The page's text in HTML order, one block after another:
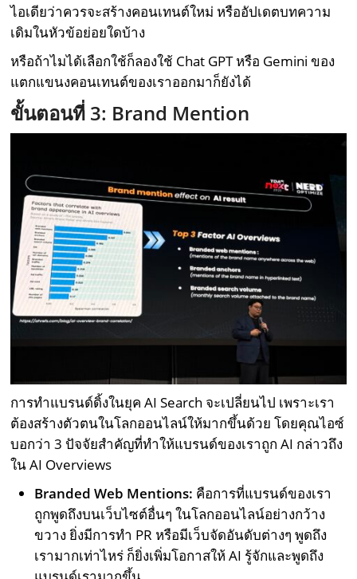
ไอเดียว่าควรจะสร้างคอนเทนต์ใหม่ หรืออัปเดตบทความ
เดิมในหัวข้อย่อยใดบ้าง
หรือถ้าไมได้เลือกใช้ก็ลองใช้ Chat GPT หรือ Gemini ของ
แตกแขนงคอนเทนต์ของเราออกมาก็ยังได้
ขั้นตอนที่ 3: Brand Mention
การทำแบรนด์ดิ้งในยุค AI Search จะเปลี่ยนไป เพราะเรา
ต้องสร้างตัวตนในโลกออนไลน์ให้มากขึ้นด้วย โดยคุณไอซ์
บอกว่า 3 ปัจจัยสำคัญที่ทำให้แบรนด์ของเราถูก AI กล่าวถึง
ใน AI Overviews
Branded Web Mentions: คือการที่แบรนด์ของเรา
ถูกพูดถึงบนเว็บไซต์อื่นๆ ในโลกออนไลน์อย่างกว้าง
ขวาง ยิ่งมีการทำ PR หรือมีเว็บจัดอันดับต่างๆ พูดถึง
เรามากเท่าไหร่ ก็ยิ่งเพิ่มโอกาสให้ AI รู้จักและพูดถึง